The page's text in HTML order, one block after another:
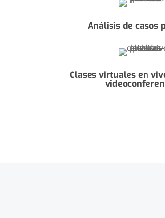
Análisis de casos
Clases virtuales en